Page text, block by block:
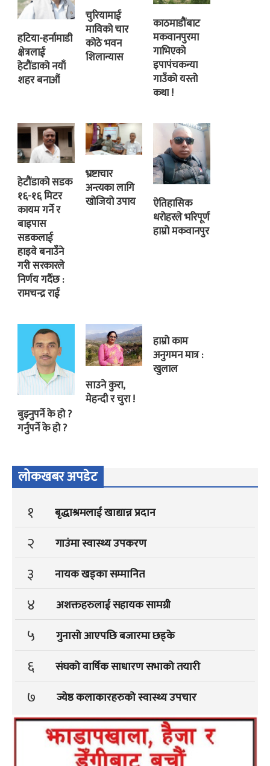
हटिया-हर्नामाडी
क्षेत्रलाई
हेटौंडाको नयाँ
शहर बनाऔं
चुरियामाई
माविको चार
कोठे भवन
शिलान्यास
काठमाडौंबाट
मकवानपुरमा
गाभिएको
इपापंचकन्या
गाउँको यस्तो
कथा !
हेटौंडाको सडक
१६-१६ मिटर
कायम गर्ने र
बाइपास
सडकलाई
हाइवे बनाउँने
गरी सरकारले
निर्णय गर्दैछ :
रामचन्द्र राई
भ्रष्टाचार
अन्त्यका लागि
खोजियो उपाय
ऐतिहासिक
धरोहरले भरिपूर्ण
हाम्रो मकवानपुर
बुझ्नुपर्ने के हो ?
गर्नुपर्ने के हो ?
साउने कुरा,
मेहन्दी र चुरा !
हाम्रो काम
अनुगमन मात्र :
खुलाल
लोकखबर अपडेट
१ बृद्धाश्रमलाई खाद्यान्न प्रदान
२ गाउंमा स्वास्थ्य उपकरण
३ नायक खड्का सम्मानित
४ अशक्तहरुलाई सहायक सामग्री
५ गुनासो आएपछि बजारमा छड्के
६ संघको वार्षिक साधारण सभाको तयारी
७ ज्येष्ठ कलाकारहरुको स्वास्थ्य उपचार